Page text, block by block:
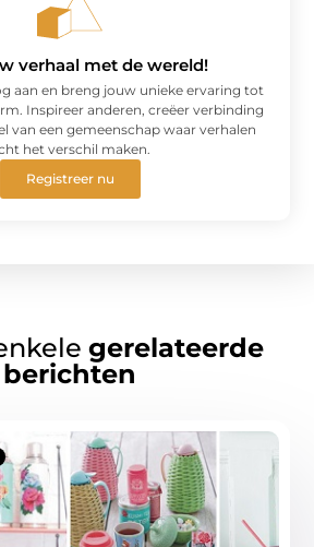
verhaal met de wereld!
aan en breng jouw unieke ervaring tot
Inspireer anderen, creëer verbinding
van een gemeenschap waar verhalen
het verschil maken.
Registreer nu
gerelateerde
berichten